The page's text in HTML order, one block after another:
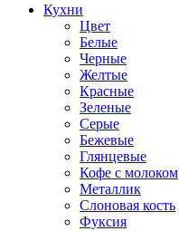
Кухни
Цвет
Белые
Черные
Желтые
Красные
Зеленые
Серые
Бежевые
Глянцевые
Кофе с молоком
Металлик
Слоновая кость
Фуксия